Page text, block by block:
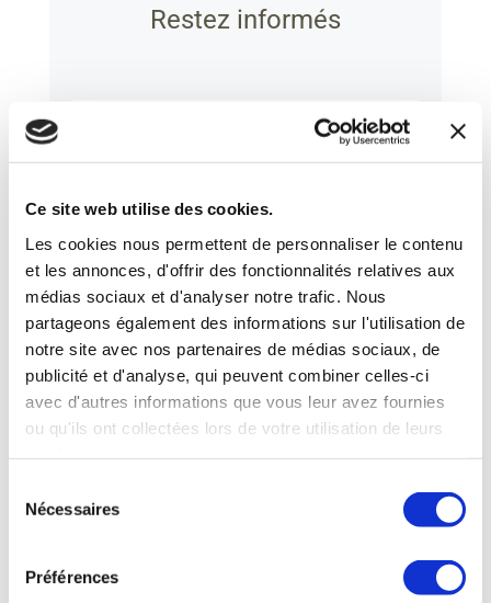
Ce site web utilise des cookies.
Les cookies nous permettent de personnaliser le contenu
et les annonces, d'offrir des fonctionnalités relatives aux
médias sociaux et d'analyser notre trafic. Nous
partageons également des informations sur l'utilisation de
notre site avec nos partenaires de médias sociaux, de
publicité et d'analyse, qui peuvent combiner celles-ci
avec d'autres informations que vous leur avez fournies
ou qu'ils ont collectées lors de votre utilisation de leurs
Nécessaires
Préférences
Restez informés
Nos derniers articles
Changement de code APE
25 mars 2026
Facturation électronique 2026 22 janvier 2026
Témoignage client expertise comptable : 3A
Solutions Group 14 mai 2025
Accompagnement social et comptable : l’exemple de
Bigoudis 2000
autonome